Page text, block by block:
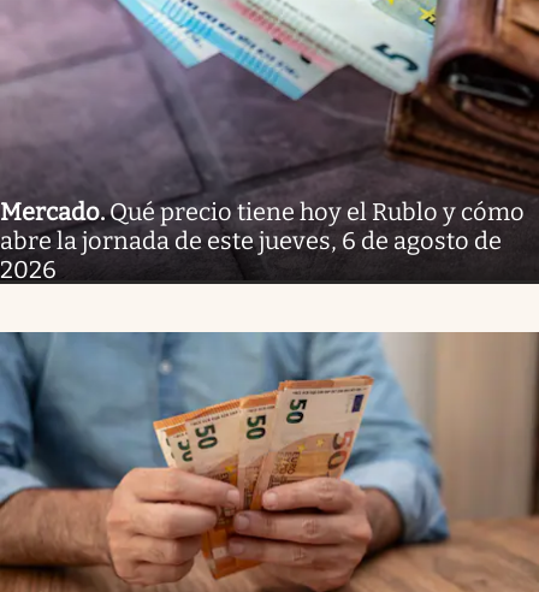
Mercado.Qué precio tiene hoy el Rublo y cómo
abre la jornada de este jueves, 6 de agosto de
2026